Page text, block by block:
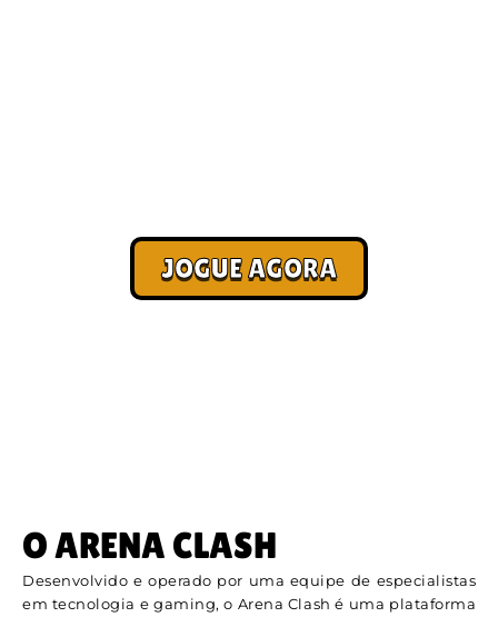
JOGUE AGORA
O ARENA CLASH
Desenvolvido e operado por uma equipe de especialistas
em tecnologia e gaming, o Arena Clash é uma plataforma